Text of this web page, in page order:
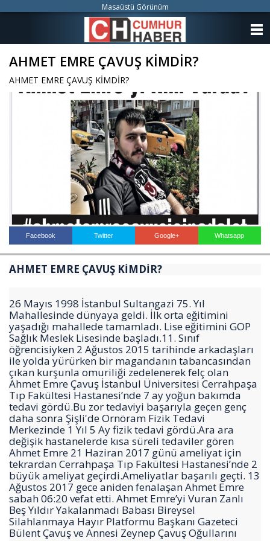
AHMET EMRE ÇAVUŞ KİMDİR?
AHMET EMRE ÇAVUŞ KİMDİR?
Facebook Twitter Google+ Whatsapp
AHMET EMRE ÇAVUŞ KİMDİR?
26 Mayıs 1998 İstanbul Sultangazi 75. Yıl
Mahallesinde dünyaya geldi. İlk orta eğitimini
yaşadığı mahallede tamamladı. Lise eğitimini GOP
Sağlık Meslek Lisesinde başladı.11. Sınıf
öğrencisiyken 2 Ağustos 2015 tarihinde arkadaşları
ile yolda yürürken bir magandanın tabancasından
çıkan kurşunla omuriliği zedelenerek felç olan
Ahmet Emre Çavuş İstanbul Üniversitesi Cerrahpaşa
Tıp Fakültesi Hastanesi’nde 7 ay yoğun bakımda
tedavi gördü.Bu zor tedaviyi başarıyla geçen genç
daha sonra Şişli'de Ornöram Fizik Tedavi
Merkezinde 1 Yıl 5 Ay fizik tedavi gördü.Ara ara
değişik hastanelerde kısa süreli tedaviler gören
Ahmet Emre 21 Haziran 2017 günü ameliyat için
tekrardan Cerrahpaşa Tıp Fakültesi Hastanesi’nde 2
büyük ameliyat geçirdi.Ameliyatlar başarılı geçti. 13
Ağustos 2017 gece aniden fenalaşan Ahmet Emre
sabah 06:20 vefat etti. Ahmet Emre’yi Vuran Zanlı
Beş Yıldır Yakalanmadı Babası Bireysel
Silahlanmaya Hayır Platformu Başkanı Gazeteci
Bülent Çavuş ve Annesi Zeynep Çavuş Oğullarını
Masaüstü Görünüm
KATEGORİLER
ANKETLER
FOTO GALERİ
VİDEO GALERİ
KÜNYE
Haberin Doğru Adresi.